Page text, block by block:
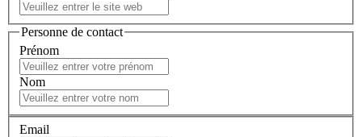
Personne de contact
Prénom
Nom
Email